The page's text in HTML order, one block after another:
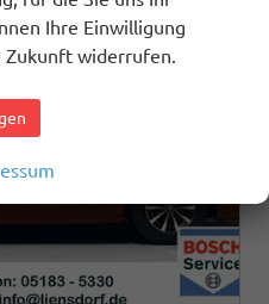
Ihre Einwilligung
widerrufen.